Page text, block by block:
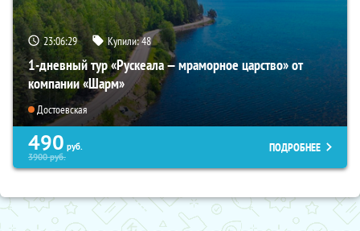
23:06:27 Купили:48
1-дневный тур «Рускеала — мраморное царство» от
компании «Шарм»
Достоевская
490 руб.
3900руб.
ПОДРОБНЕЕ